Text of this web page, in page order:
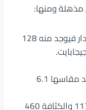
سعة الجهاز متنوعة حسب الإصدار فيوجد منه 128
نوع الشاشة ريتنا سوبر XDR أوليد مقاسها 6.1
درجة وضوح الشاشة 2556 * 1179 والكثافة 460